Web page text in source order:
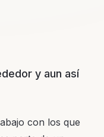
y aun así
con los que